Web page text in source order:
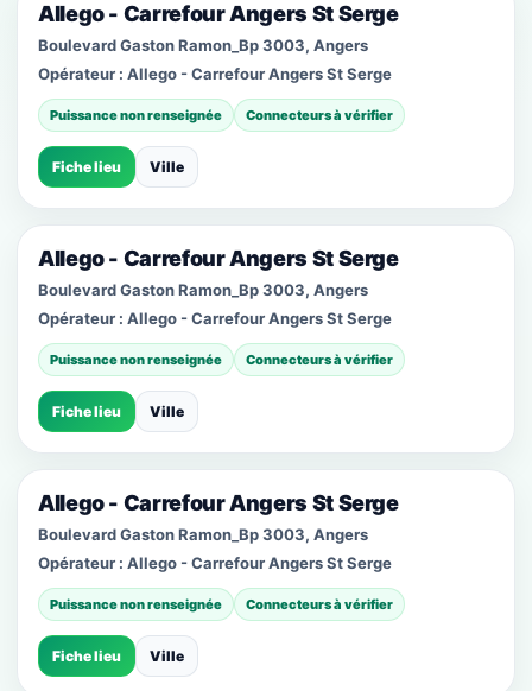
Allego - Carrefour Angers St Serge
Boulevard Gaston Ramon_Bp 3003, Angers
Opérateur : Allego - Carrefour Angers St Serge
Puissance non renseignée Connecteurs à vérifier
Fiche lieu Ville
Allego - Carrefour Angers St Serge
Boulevard Gaston Ramon_Bp 3003, Angers
Opérateur : Allego - Carrefour Angers St Serge
Puissance non renseignée Connecteurs à vérifier
Fiche lieu Ville
Allego - Carrefour Angers St Serge
Boulevard Gaston Ramon_Bp 3003, Angers
Opérateur : Allego - Carrefour Angers St Serge
Puissance non renseignée Connecteurs à vérifier
Fiche lieu Ville